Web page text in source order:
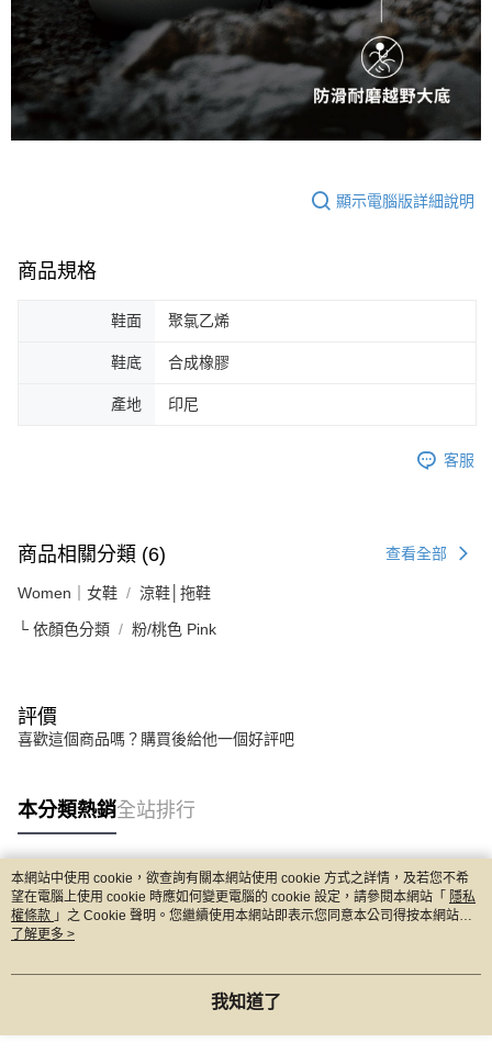
顯示電腦版詳細說明
商品規格
鞋面 聚氯乙烯
鞋底 合成橡膠
產地 印尼
客服
商品相關分類 (6) 查看全部
Women｜女鞋 涼鞋│拖鞋
└ 依顏色分類 粉/桃色 Pink
評價
喜歡這個商品嗎？購買後給他一個好評吧
本分類熱銷全站排行
熱門標籤
本網站中使用 cookie，欲查詢有關本網站使用 cookie 方式之詳情，及若您不希
望在電腦上使用 cookie 時應如何變更電腦的 cookie 設定，請參閱本網站「 隱私
權條款 」之 Cookie 聲明。您繼續使用本網站即表示您同意本公司得按本網站使
用條款之 Cookie 聲明使用 cookie。
了解更多 >
我知道了